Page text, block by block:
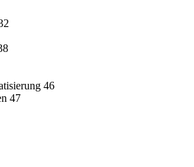
46
47